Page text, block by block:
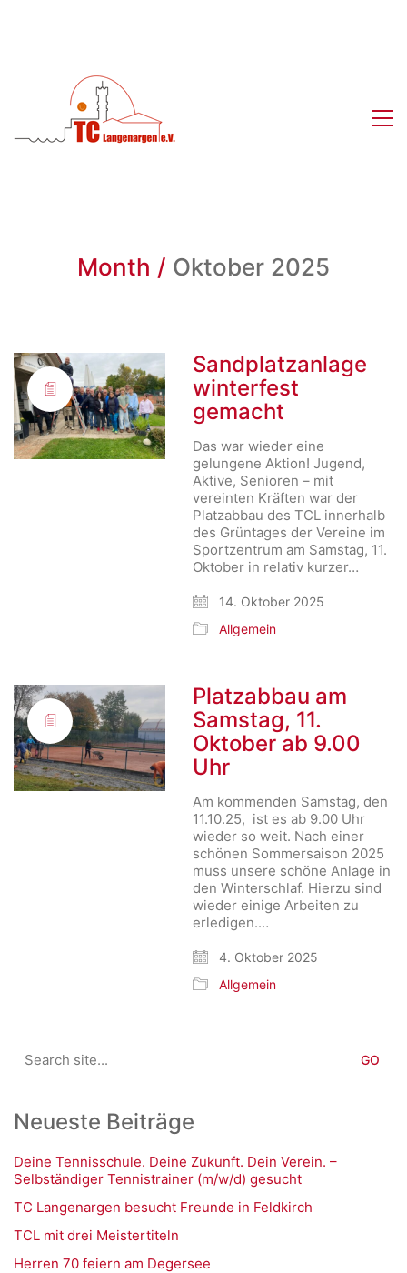
Month / Oktober 2025
Sandplatzanlage
winterfest
gemacht
Das war wieder eine
gelungene Aktion! Jugend,
Aktive, Senioren – mit
vereinten Kräften war der
Platzabbau des TCL innerhalb
des Grüntages der Vereine im
Sportzentrum am Samstag, 11.
Oktober in relativ kurzer…
14. Oktober 2025
Allgemein
Platzabbau am
Samstag, 11.
Oktober ab 9.00
Uhr
Am kommenden Samstag, den
11.10.25, ist es ab 9.00 Uhr
wieder so weit. Nach einer
schönen Sommersaison 2025
muss unsere schöne Anlage in
den Winterschlaf. Hierzu sind
wieder einige Arbeiten zu
erledigen.…
4. Oktober 2025
Allgemein
for:
Neueste Beiträge
Deine Tennisschule. Deine Zukunft. Dein Verein. –
Selbständiger Tennistrainer (m/w/d) gesucht
TC Langenargen besucht Freunde in Feldkirch
TCL mit drei Meistertiteln
Herren 70 feiern am Degersee